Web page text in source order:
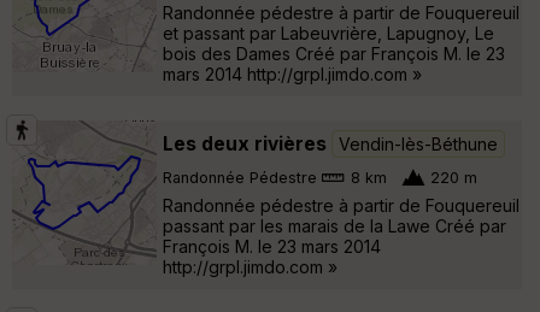
Randonnée pédestre à partir de Fouquereuil
et passant par Labeuvrière, Lapugnoy, Le
bois des Dames Créé par François M. le 23
mars 2014 http://grpl.jimdo.com »
Les deux rivières Vendin-lès-Béthune
Randonnée Pédestre 8 km 220 m
Randonnée pédestre à partir de Fouquereuil
passant par les marais de la Lawe Créé par
François M. le 23 mars 2014
http://grpl.jimdo.com »